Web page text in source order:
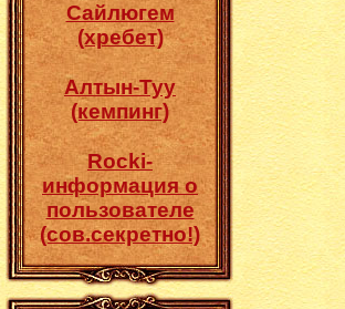
Сайлюгем
(хребет)
Алтын-Туу
(кемпинг)
Rocki-
информация о
пользователе
(сов.секретно!)